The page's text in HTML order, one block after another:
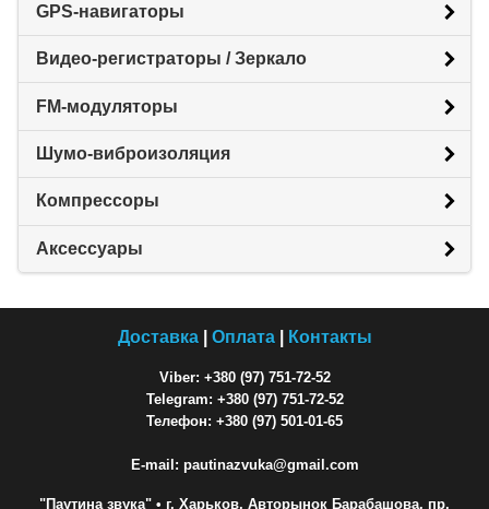
GPS-навигаторы
Видео-регистраторы / Зеркало
FM-модуляторы
Шумо-виброизоляция
Компрессоры
Аксессуары
Доставка| Оплата| Контакты
Viber: +380 (97) 751-72-52
Telegram: +380 (97) 751-72-52
Телефон: +380 (97) 501-01-65
E-mail: pautinazvuka@gmail.com
"Паутина звука" • г. Харьков, Авторынок Барабашова, пр.